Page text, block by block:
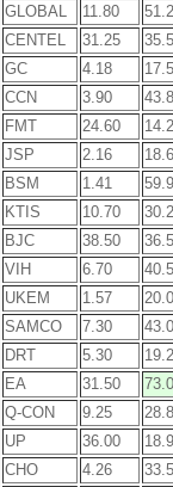
GLOBAL
11.80
CENTEL
31.25
GC
4.18
CCN
3.90
FMT
24.60
JSP
2.16
BSM
1.41
KTIS
10.70
BJC
38.50
VIH
6.70
UKEM
1.57
SAMCO
7.30
DRT
5.30
EA
31.50
Q-CON
9.25
UP
36.00
CHO
4.26